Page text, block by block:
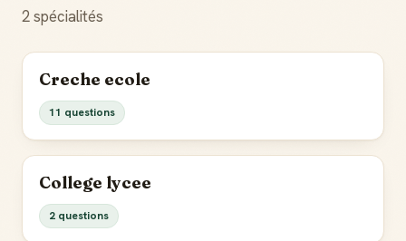
2 spécialités
Creche ecole
11 questions
College lycee
2 questions